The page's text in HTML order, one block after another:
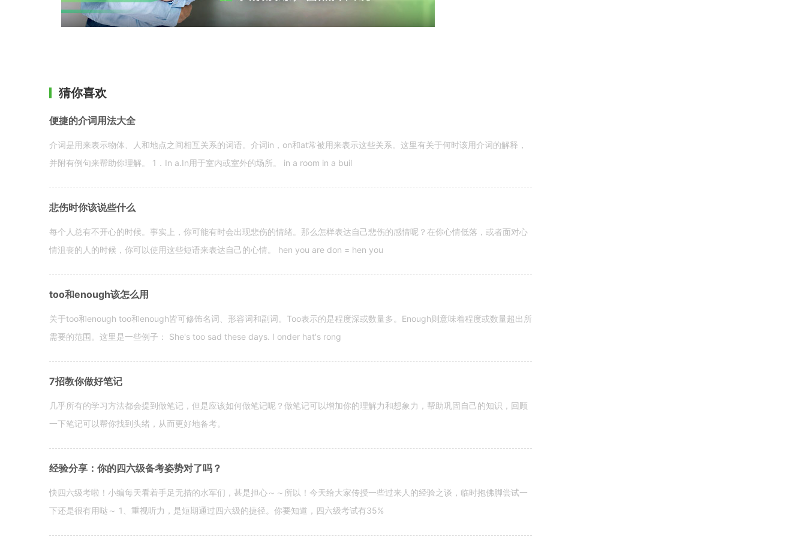
猜你喜欢
便捷的介词用法大全
介词是用来表示物体、人和地点之间相互关系的词语。介词in，on和at常被用来表示这些关系。这里有关于何时该用介词的解释，
并附有例句来帮助你理解。 1．In a.In用于室内或室外的场所。 in a room in a buil
悲伤时你该说些什么
每个人总有不开心的时候。事实上，你可能有时会出现悲伤的情绪。那么怎样表达自己悲伤的感情呢？在你心情低落，或者面对心
情沮丧的人的时候，你可以使用这些短语来表达自己的心情。 hen you are don = hen you
too和enough该怎么用
关于too和enough too和enough皆可修饰名词、形容词和副词。Too表示的是程度深或数量多。Enough则意味着程度或数量超出所
需要的范围。这里是一些例子： She's too sad these days. I onder hat's rong
7招教你做好笔记
几乎所有的学习方法都会提到做笔记，但是应该如何做笔记呢？做笔记可以增加你的理解力和想象力，帮助巩固自己的知识，回顾
一下笔记可以帮你找到头绪，从而更好地备考。
经验分享：你的四六级备考姿势对了吗？
快四六级考啦！小编每天看着手足无措的水军们，甚是担心～～所以！今天给大家传授一些过来人的经验之谈，临时抱佛脚尝试一
下还是很有用哒～ 1、重视听力，是短期通过四六级的捷径。你要知道，四六级考试有35%